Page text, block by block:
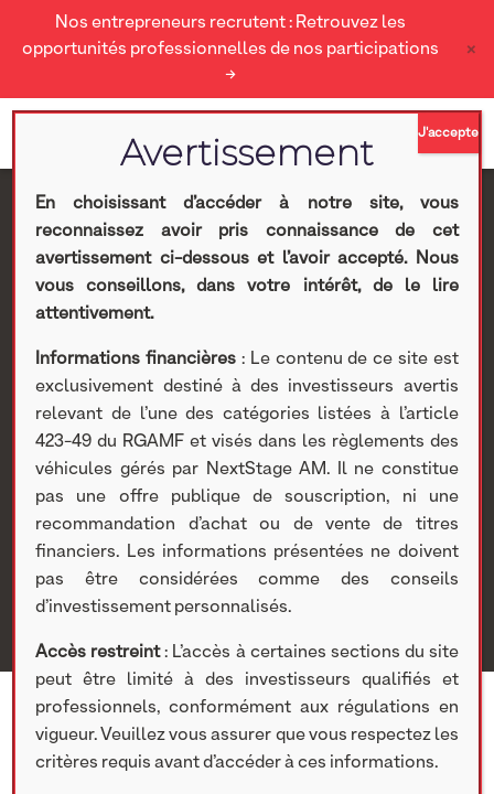
Nos entrepreneurs recrutent : Retrouvez les
opportunités professionnelles de nos participations
→
×
Roadshow des
Spécialistes : NextStage
AM, Axiom Ai et Irbis
Finance
Nextstage AM >Actualités Nextstage AM >Nos
participations>Investissements non cotés> Actualités
Roadshow des Spécialistes : NextStage AM, Axiom Ai et
Irbis Finance
En choisissant d’accéder à notre site, vous
reconnaissez avoir pris connaissance de cet
avertissement ci-dessous et l’avoir accepté. Nous
vous conseillons, dans votre intérêt, de le lire
attentivement.
Informations financières : Le contenu de ce site est
exclusivement destiné à des investisseurs avertis
relevant de l’une des catégories listées à l’article
423-49 du RGAMF et visés dans les règlements des
véhicules gérés par NextStage AM. Il ne constitue
pas une offre publique de souscription, ni une
recommandation d’achat ou de vente de titres
financiers. Les informations présentées ne doivent
pas être considérées comme des conseils
d’investissement personnalisés.
Accès restreint: L’accès à certaines sections du site
peut être limité à des investisseurs qualifiés et
professionnels, conformément aux régulations en
vigueur. Veuillez vous assurer que vous respectez les
critères requis avant d’accéder à ces informations.